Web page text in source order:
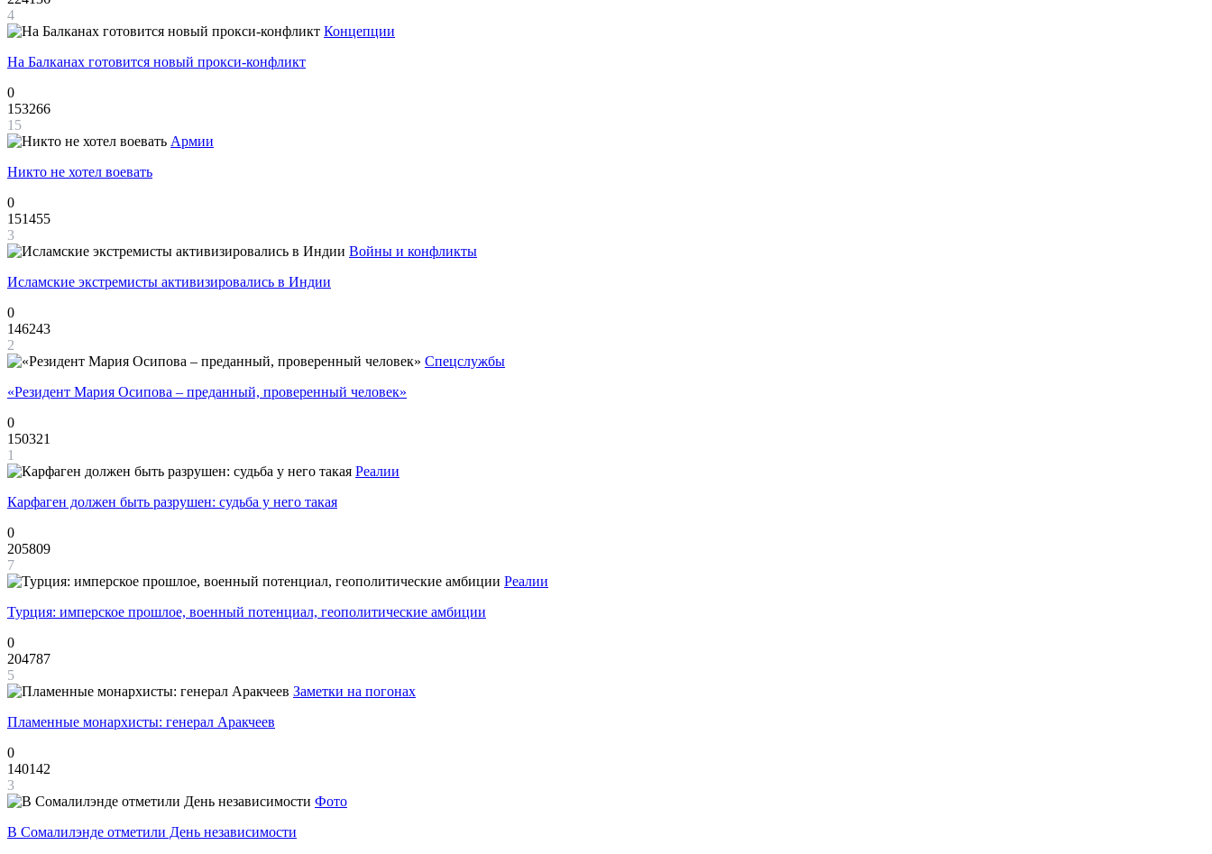
4
Концепции
На Балканах готовится новый прокси-конфликт
0
153266
15
Армии
Никто не хотел воевать
0
151455
3
Войны и конфликты
Исламские экстремисты активизировались в Индии
0
146243
2
Спецслужбы
«Резидент Мария Осипова – преданный, проверенный человек»
0
150321
1
Реалии
Карфаген должен быть разрушен: судьба у него такая
0
205809
7
Реалии
Турция: имперское прошлое, военный потенциал, геополитические амбиции
0
204787
5
Заметки на погонах
Пламенные монархисты: генерал Аракчеев
0
140142
3
Фото
В Сомалилэнде отметили День независимости